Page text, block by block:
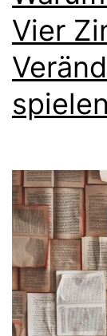
Vier
spielen